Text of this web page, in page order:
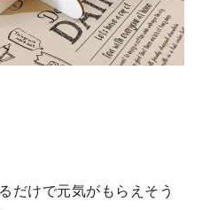
だけで元気がもらえそう